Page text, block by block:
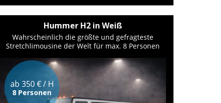
Hummer H2 in Weiß
Wahrscheinlich die größte und gefragteste
Stretchlimousine der Welt für max. 8 Personen
ab 350 € / H
8 Personen